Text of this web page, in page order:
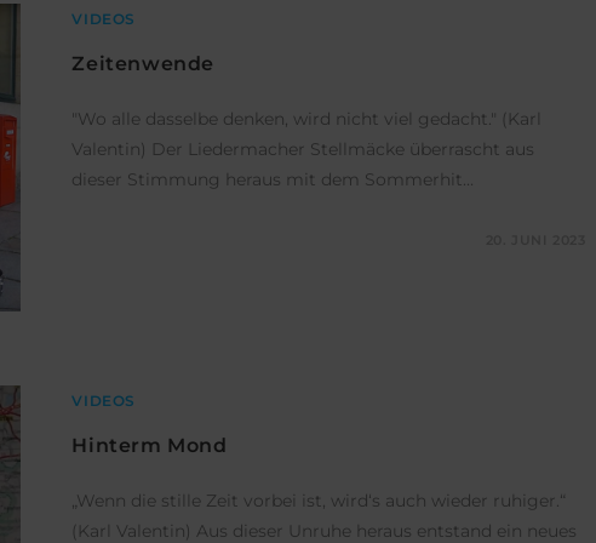
VIDEOS
Zeitenwende
"Wo alle dasselbe denken, wird nicht viel gedacht." (Karl
Valentin) Der Liedermacher Stellmäcke überrascht aus
dieser Stimmung heraus mit dem Sommerhit…
VIDEOS
Hinterm Mond
„Wenn die stille Zeit vorbei ist, wird‘s auch wieder ruhiger.“
(Karl Valentin) Aus dieser Unruhe heraus entstand ein neues